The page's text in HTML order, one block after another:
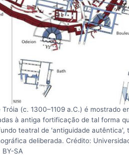
(c. 1300–1109 a.C.) é mostrado
à antiga fortificação de tal forma
teatral de 'antiguidade autêntica',
deliberada. Crédito:
BY-SA